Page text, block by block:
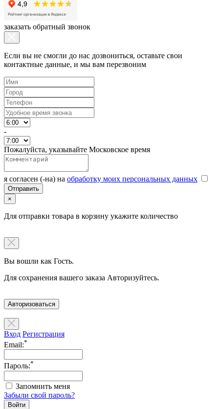
заказать обратный звонок
Если вы не смогли до нас дозвониться, оставьте свои
контактные данные, и мы вам перезвоним
-
Пожалуйста, указывайте Московское время
я согласен (-на) на обработку моих персональных данных
×
Для отправки товара в корзину укажите количество
Вы вошли как Гость.
Для сохранения вашего заказа Авторизуйтесь.
Авторизоваться
Вход Регистрация
Email:*
Пароль:*
Запомнить меня
Забыли свой пароль?